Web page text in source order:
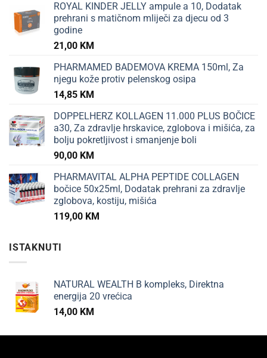
ROYAL KINDER JELLY ampule a 10, Dodatak
prehrani s matičnom mliječi za djecu od 3
godine
21,00 KM
PHARMAMED BADEMOVA KREMA 150ml, Za
njegu kože protiv pelenskog osipa
14,85 KM
DOPPELHERZ KOLLAGEN 11.000 PLUS BOČICE
a30, Za zdravlje hrskavice, zglobova i mišića, za
bolju pokretljivost i smanjenje boli
90,00 KM
PHARMAVITAL ALPHA PEPTIDE COLLAGEN
bočice 50x25ml, Dodatak prehrani za zdravlje
zglobova, kostiju, mišića
119,00 KM
ISTAKNUTI
NATURAL WEALTH B kompleks, Direktna
energija 20 vrećica
14,00 KM